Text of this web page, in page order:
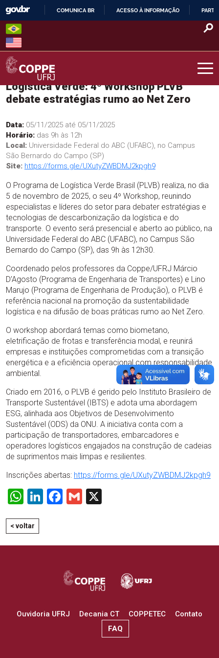
Skip
content
O
COMUNICA BR ACESSO À INFORMAÇÃO
COPPE – UFRJ
Logística Verde: 4º Workshop PLVB
debate estratégias rumo ao Net Zero
Data: 05/11/2025 até 05/11/2025
Horário: das 9h às 12h
Local: Universidade Federal do ABC (UFABC), no Campus
São Bernardo do Campo (SP)
Site: https://forms.gle/UXutyZWBDMJ2kpgh9
O Programa de Logística Verde Brasil (PLVB) realiza, no dia
5 de novembro de 2025, o seu 4º Workshop, reunindo
especialistas e líderes do setor para debater estratégias e
tecnologias de descarbonização da logística e do
transporte. O evento será presencial e aberto ao público, na
Universidade Federal do ABC (UFABC), no Campus São
Bernardo do Campo (SP), das 9h às 12h30.
Coordenado pelos professores da Coppe/UFRJ Márcio
D’Agosto (Programa de Engenharia de Transportes) e Lino
Marujo (Programa de Engenharia de Produção), o PLVB é
referência nacional na promoção da sustentabilidade
logística e na difusão de boas práticas rumo ao Net Zero.
O workshop abordará temas como biometano,
eletrificação de frotas e transferência modal, e reunirá
empresas e instituições comprometidas com a transição
energética e a eficiência operacional com responsabilidade
ambiental.
Criado em 2016, o PLVB é gerido pelo Instituto Brasileiro de
Transporte Sustentável (IBTS) e adota uma abordagem
ESG, alinhada aos Objetivos de Desenvolvimento
Sustentável (ODS) da ONU. A iniciativa conta com a
participação de transportadores, embarcadores e
operadores logísticos engajados na construção de cadeias
de suprimentos mais limpas e resilientes.
Inscrições abertas: https://forms.gle/UXutyZWBDMJ2kpgh9
WhatsApp
LinkedIn
Facebook
Gmail
< voltar
Ouvidoria UFRJ Decania CT COPPETEC
Contato
FAQ